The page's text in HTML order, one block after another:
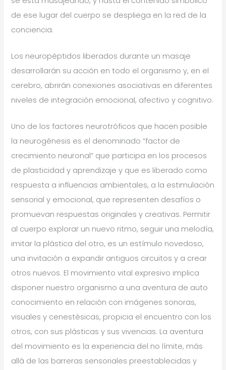
de ese lugar del cuerpo se despliega en la red de la
conciencia.
Los neuropéptidos liberados durante un masaje
desarrollarán su acción en todo el organismo y, en el
cerebro, abrirán conexiones asociativas en diferentes
niveles de integración emocional, afectivo y cognitivo.
Uno de los factores neurotróficos que hacen posible
la neurogénesis es el denominado “factor de
crecimiento neuronal” que participa en los procesos
de plasticidad y aprendizaje y que es liberado como
respuesta a influencias ambientales, a la estimulación
sensorial y emocional, que representen desafíos o
promuevan respuestas originales y creativas. Permitir
al cuerpo explorar un nuevo ritmo, seguir una melodía,
imitar la plástica del otro, es un estímulo novedoso,
una invitación a expandir antiguos circuitos y a crear
otros nuevos. El movimiento vital expresivo implica
disponer nuestro organismo a una aventura de auto
conocimiento en relación con imágenes sonoras,
visuales y cenestésicas, propicia el encuentro con los
otros, con sus plásticas y sus vivencias. La aventura
del movimiento es la experiencia del no límite, más
allá de las barreras sensoriales preestablecidas y